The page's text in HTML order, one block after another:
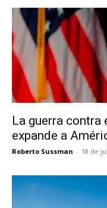
La guerra contra
expande a
Roberto Sussman - 18 de